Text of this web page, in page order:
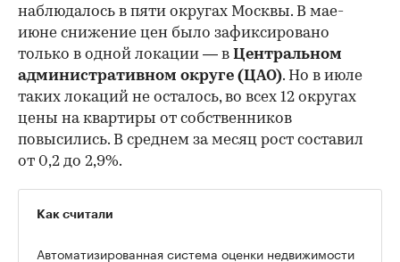
наблюдалось в пяти округах Москвы. В мае-
июне снижение цен было зафиксировано
только в одной локации — в Центральном
административном округе (ЦАО). Но в июле
таких локаций не осталось, во всех 12 округах
цены на квартиры от собственников
повысились. В среднем за месяц рост составил
от 0,2 до 2,9%.
Как считали
Автоматизированная система оценки недвижимости